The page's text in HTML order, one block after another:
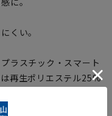
くい。
ラスチック・スマート
再生ポリエステル25%